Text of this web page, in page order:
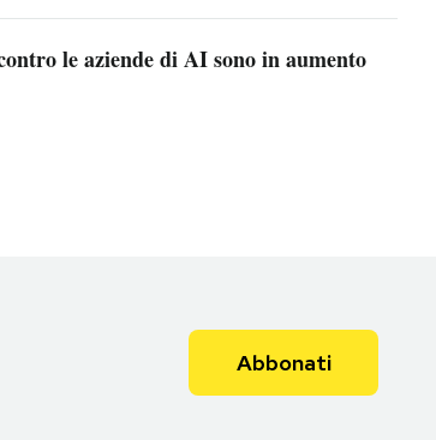
le aziende di AI sono in aumento
Abbonati